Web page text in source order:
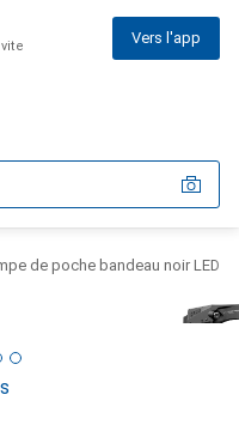
Vers l'app
de poche bandeau noir LED